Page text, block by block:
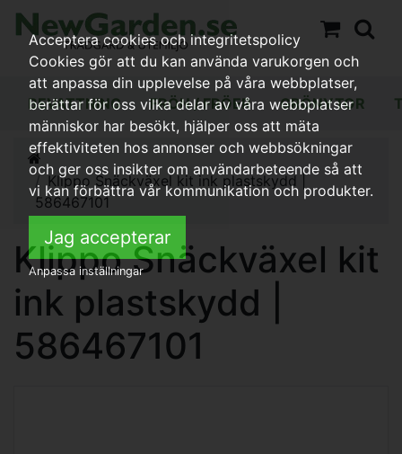
BEVATTNING FRÖN / FRÖER GRÖNYTOR
Klippo Snäckväxel kit ink plastskydd |
586467101
Klippo Snäckväxel kit
ink plastskydd |
586467101
Acceptera cookies och integritetspolicy
Cookies gör att du kan använda varukorgen och
att anpassa din upplevelse på våra webbplatser,
berättar för oss vilka delar av våra webbplatser
människor har besökt, hjälper oss att mäta
effektiviteten hos annonser och webbsökningar
och ger oss insikter om användarbeteende så att
vi kan förbättra vår kommunikation och produkter.
Jag accepterar
Anpassa inställningar